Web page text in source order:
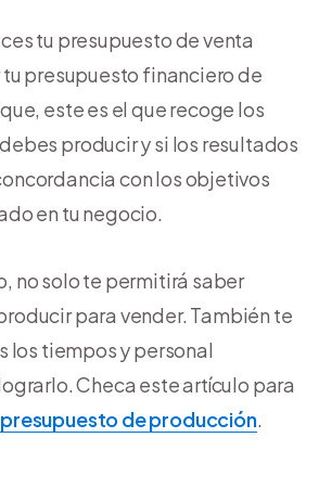
tu presupuesto de venta
presupuesto financiero de
este es el que recoge los
producir y si los resultados
con los objetivos
en tu negocio.
no solo te permitirá saber
para vender. También te
los tiempos y personal
Checa este artículo para
presupuesto de producción.